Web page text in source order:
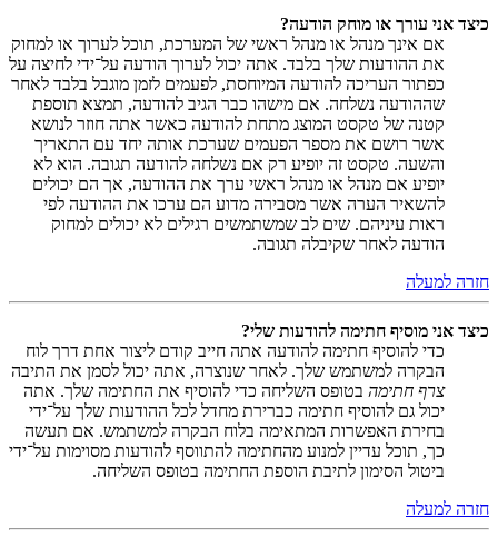
כיצד אני עורך או מוחק הודעה?
אם אינך מנהל או מנהל ראשי של המערכת, תוכל לערוך או למחוק
את ההודעות שלך בלבד. אתה יכול לערוך הודעה על־ידי לחיצה על
כפתור העריכה להודעה המיוחסת, לפעמים לזמן מוגבל בלבד לאחר
שההודעה נשלחה. אם מישהו כבר הגיב להודעה, תמצא תוספת
קטנה של טקסט המוצג מתחת להודעה כאשר אתה חוזר לנושא
אשר רושם את מספר הפעמים שערכת אותה יחד עם התאריך
והשעה. טקסט זה יופיע רק אם נשלחה להודעה תגובה. הוא לא
יופיע אם מנהל או מנהל ראשי ערך את ההודעה, אך הם יכולים
להשאיר הערה אשר מסבירה מדוע הם ערכו את ההודעה לפי
ראות עיניהם. שים לב שמשתמשים רגילים לא יכולים למחוק
הודעה לאחר שקיבלה תגובה.
חזרה למעלה
כיצד אני מוסיף חתימה להודעות שלי?
כדי להוסיף חתימה להודעה אתה חייב קודם ליצור אחת דרך לוח
הבקרה למשתמש שלך. לאחר שנוצרה, אתה יכול לסמן את התיבה
צרף חתימה בטופס השליחה כדי להוסיף את החתימה שלך. אתה
יכול גם להוסיף חתימה כברירת מחדל לכל ההודעות שלך על־ידי
בחירת האפשרות המתאימה בלוח הבקרה למשתמש. אם תעשה
כך, תוכל עדיין למנוע מהחתימה להתווסף להודעות מסוימות על־ידי
ביטול הסימון לתיבת הוספת החתימה בטופס השליחה.
חזרה למעלה